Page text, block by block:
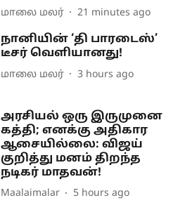
மாலை மலர் 21 minutes ago
நானியின் ‘தி பாரடைஸ்’
டீசர் வெளியானது!
மாலை மலர் 3 hours ago
அரசியல் ஒரு இருமுனை
கத்தி; எனக்கு அதிகார
ஆசையில்லை: விஜய்
குறித்து மனம் திறந்த
நடிகர் மாதவன்!
Maalaimalar 5 hours ago